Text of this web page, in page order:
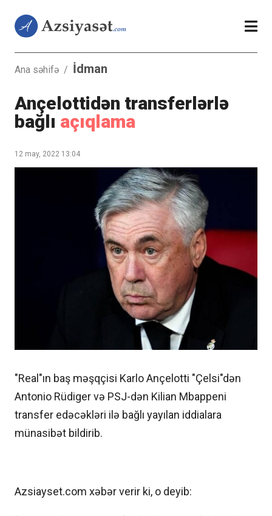
Ana səhifə / İdman
Ançelottidən transferlərlə
bağlı açıqlama
12 may, 2022 13:04
"Real"ın baş məşqçisi Karlo Ançelotti "Çelsi"dən
Antonio Rüdiger və PSJ-dən Kilian Mbappeni
transfer edəcəkləri ilə bağlı yayılan iddialara
münasibət bildirib.
Azsiayset.com xəbər verir ki, o deyib: